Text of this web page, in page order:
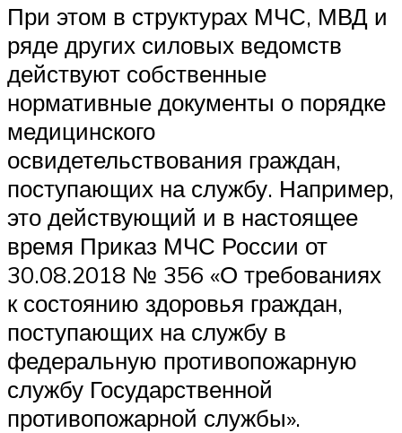
При этом в структурах МЧС, МВД и
ряде других силовых ведомств
действуют собственные
нормативные документы о порядке
медицинского
освидетельствования граждан,
поступающих на службу. Например,
это действующий и в настоящее
время Приказ МЧС России от
30.08.2018 № 356 «О требованиях
к состоянию здоровья граждан,
поступающих на службу в
федеральную противопожарную
службу Государственной
противопожарной службы».